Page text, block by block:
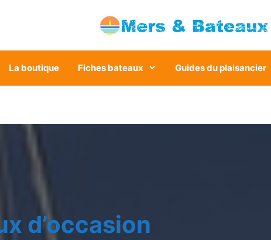
La boutique Fiches bateaux Guides du plaisancier
d’occasion